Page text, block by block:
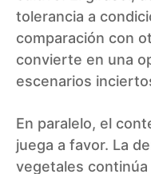
tolerancia a
comparación con
convierte en una
escenarios
En paralelo, el
juega a favor. La
vegetales